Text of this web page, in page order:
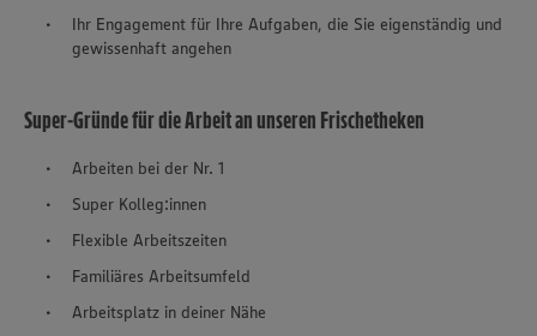
Ihr Engagement für Ihre Aufgaben, die Sie eigenständig und
gewissenhaft angehen
Super-Gründe für die Arbeit an unseren Frischetheken
Arbeiten bei der Nr. 1
Super Kolleg:innen
Flexible Arbeitszeiten
Familiäres Arbeitsumfeld
Arbeitsplatz in deiner Nähe